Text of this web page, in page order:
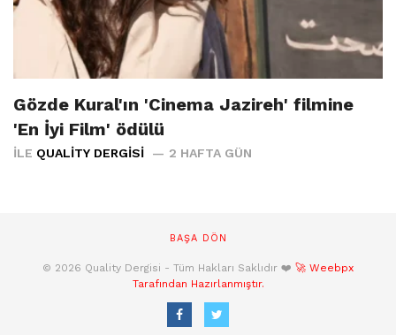
Gözde Kural'ın 'Cinema Jazireh' filmine
'En İyi Film' ödülü
İLE QUALITY DERGISI 2 HAFTA GÜN
BAŞA DÖN
© 2026 Quality Dergisi - Tüm Hakları Saklıdır ❤️ 🚀 Weebpx
Tarafından Hazırlanmıştır.